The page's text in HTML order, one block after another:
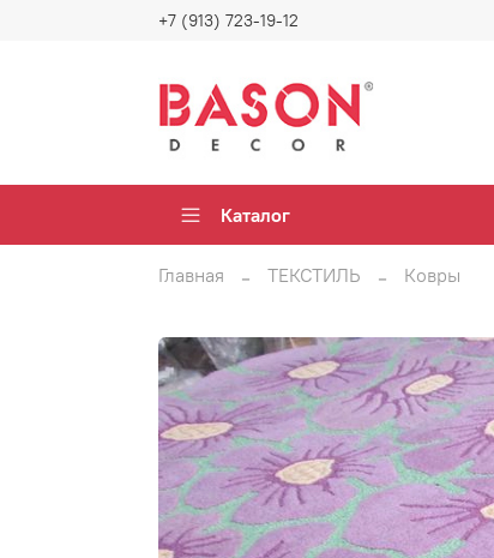
+7 (913) 723-19-12
Каталог
Главная ТЕКСТИЛЬ Ковры